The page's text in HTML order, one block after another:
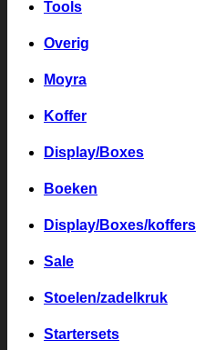
Tools
Overig
Moyra
Koffer
Display/Boxes
Boeken
Display/Boxes/koffers
Sale
Stoelen/zadelkruk
Startersets